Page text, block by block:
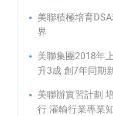
美聯積極培育
界
美聯集團2018年
升3成 創7年同期
美聯辦實習計劃
行 灌輸行業專業